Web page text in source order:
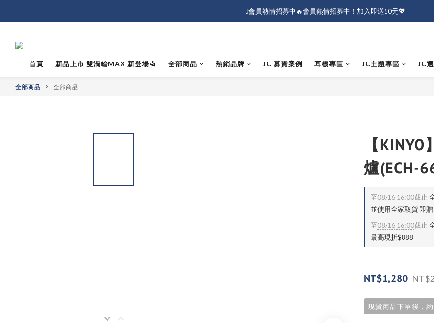
J會員熱情招募中🔥會員熱情招募中！加入即送50元💖
J會員熱情招募中🔥會員熱情招募中！加入即送50元💖
首頁
新品上市 雙渦輪MAX 新登場🪒 全部商品 熱銷品牌 JC 募資案例 耳機專區 JC主題專區 JC
全部商品 全部商品
【
爐(ECH-
至08/16 16:00截止
並使用全家取貨 即
至08/16 16:00截止
最高現折$888
NT$1,280
現貨商品下單後，